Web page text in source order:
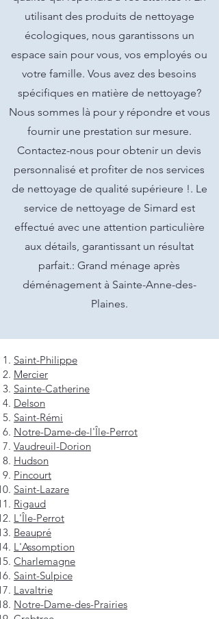
utilisant des produits de nettoyage
écologiques, nous garantissons un
espace sain pour vous, vos employés ou
votre famille. Vous avez des besoins
spécifiques en matière de nettoyage?
Nous sommes là pour y répondre et vous
fournir une prestation sur mesure.
Contactez-nous pour obtenir un devis
personnalisé et profiter de nos services
de nettoyage de qualité supérieure !. Le
service de nettoyage de Simard est
effectué avec une attention particulière
aux détails, garantissant un résultat
parfait.: Grand ménage après
déménagement à Sainte-Anne-des-
Plaines.
Saint-Philippe
Mercier
Sainte-Catherine
Delson
Saint-Rémi
Notre-Dame-de-l'Île-Perrot
Vaudreuil-Dorion
Hudson
Pincourt
Saint-Lazare
Rigaud
L'Île-Perrot
Beaupré
L'Assomption
Charlemagne
Saint-Sulpice
Lavaltrie
Notre-Dame-des-Prairies